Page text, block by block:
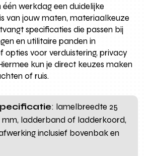
één werkdag een duidelijke
van jouw maten, materiaalkeuze
specificaties die passen bij
en utilitaire panden in
opties voor verduistering, privacy
kun je direct keuzes maken
of ruis.
: lamelbreedte 25
ladderband of ladderkoord,
inclusief bovenbak en